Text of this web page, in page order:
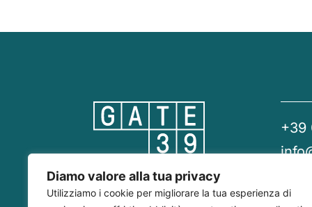
Diamo valore alla tua privacy
Utilizziamo i cookie per migliorare la tua esperienza di
+39